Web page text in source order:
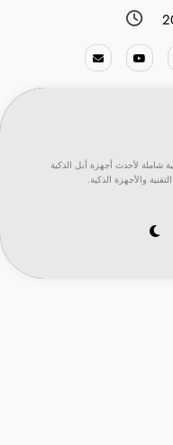
شاملة لأحدث أجهزة أبل الذكية
والأجهزة الذكية.